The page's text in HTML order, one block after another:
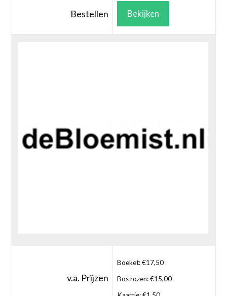
Bestellen Bekijken
v.a. Prijzen
Boeket: €17,50
Bos rozen: €15,00